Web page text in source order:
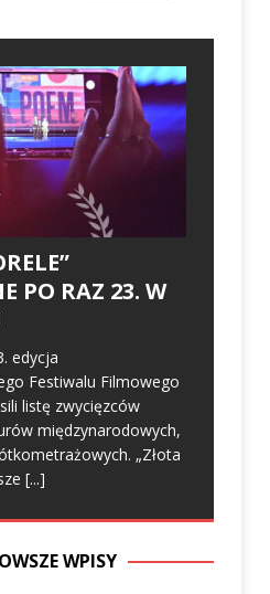
PO RAZ 23. W
edycja
Festiwalu Filmowego
listę zwycięzców
międzynarodowych,
„Złota
[...]
WPISY